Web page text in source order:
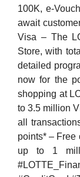
100K, e-
await
Visa – The
Store, with
detailed
now for the
shopping at
to 3.5 million
all
points* – Free
up to 1